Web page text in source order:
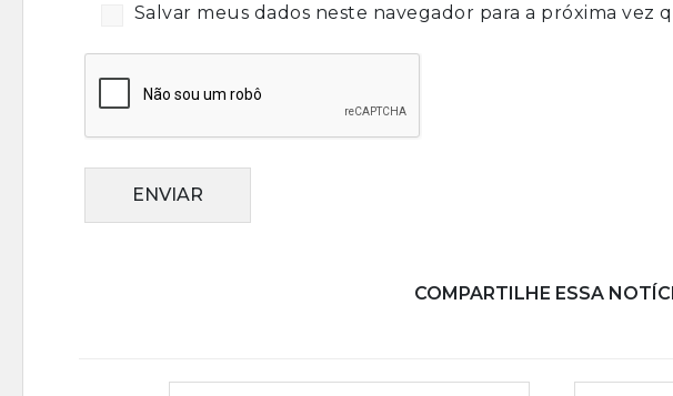
Salvar meus dados neste navegador para a próxima vez
ENVIAR
COMPARTILHE ESSA